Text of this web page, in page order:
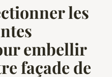
les
embellir
façade de